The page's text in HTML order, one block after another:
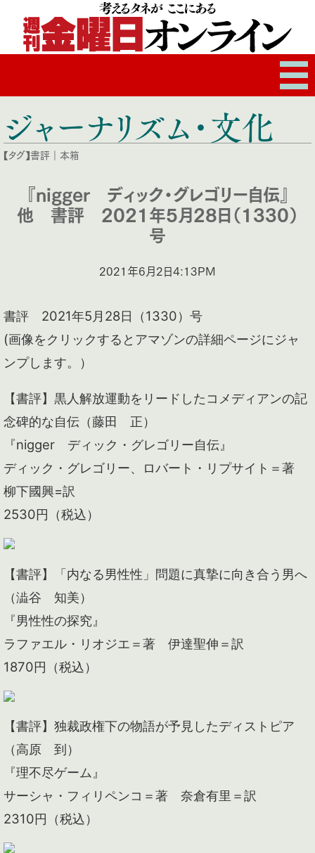
ジャーナリズム・文化
【タグ】書評 ｜ 本箱
『nigger ディック・グレゴリー自伝』
他 書評 2021年5月28日（1330）
号
2021年6月2日4:13PM
書評 2021年5月28日（1330）号
(画像をクリックするとアマゾンの詳細ページにジャ
ンプします。）
【書評】黒人解放運動をリードしたコメディアンの記
念碑的な自伝（藤田 正）
『nigger ディック・グレゴリー自伝』
ディック・グレゴリー、ロバート・リプサイト＝著
柳下國興=訳
2530円（税込）
【書評】「内なる男性性」問題に真摯に向き合う男へ
（澁谷 知美）
『男性性の探究』
ラファエル・リオジエ＝著 伊達聖伸＝訳
1870円（税込）
【書評】独裁政権下の物語が予見したディストピア
（高原 到）
『理不尽ゲーム』
サーシャ・フィリペンコ＝著 奈倉有里＝訳
2310円（税込）